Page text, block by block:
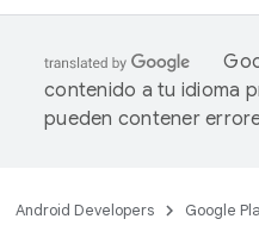
contenido a tu idioma
pueden contener
Android Developers Google